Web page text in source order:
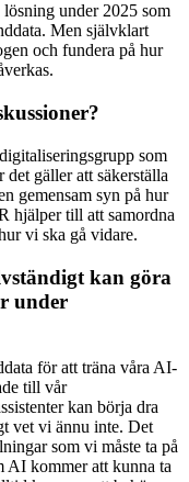
under 2025 som
Men självklart
och fundera på hur
som
gäller att säkerställa
gemensam syn på hur
hjälper till att samordna
vi ska gå vidare.
kan göra
under
för att träna våra AI-
till vår
kan börja dra
vet vi ännu inte. Det
som vi måste ta på
AI kommer att kunna ta